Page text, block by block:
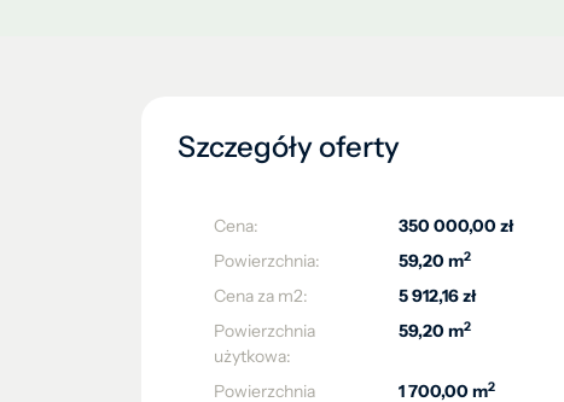
Szczegóły oferty
Cena:
350 000,00 zł
Powierzchnia:
59,20 m2
Cena za m2:
5 912,16 zł
Powierzchnia
użytkowa:
59,20 m2
Powierzchnia
1 700,00 m2